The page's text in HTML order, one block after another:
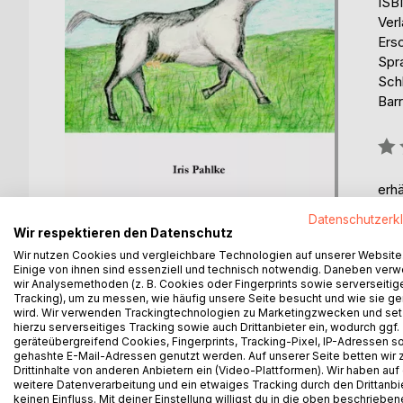
BESCHREIBUNG
Ein kleines Kälbchen wird geboren.
Ein Kälbchen mit einem Herzchen im Fell, das
AUTOR/IN
Wir respektieren den Datenschutz
Wir nutzen Cookies und vergleichbare Technologien auf unserer Website.
Einige von ihnen sind essenziell und technisch notwendig. Daneben
wir Analysemethoden (z. B. Cookies oder Fingerprints sowie
Tracking), um zu messen, wie häufig unsere Seite besucht und wie sie
wird. Wir verwenden Trackingtechnologien zu Marketingzwecken und
hierzu serverseitiges Tracking sowie auch Drittanbieter ein, wodurch ggf.
geräteübergreifend Cookies, Fingerprints, Tracking-Pixel, IP-Adressen
gehashte E-Mail-Adressen genutzt werden. Auf unserer Seite betten wir
Drittinhalte von anderen Anbietern ein (Video-Plattformen). Wir haben auf
weitere Datenverarbeitung und ein etwaiges Tracking durch den
keinen Einfluss. Mit deiner Einstellung willigst du in die oben